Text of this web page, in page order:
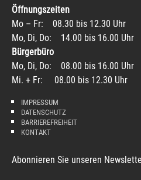
Öffnungszeiten
Mo – Fr: 08.30 bis 12.30 Uhr
Mo, Di, Do: 14.00 bis 16.00 Uhr
Bürgerbüro
Mo, Di, Do: 08.00 bis 16.00 Uhr
Mi. + Fr: 08.00 bis 12.30 Uhr
IMPRESSUM
DATENSCHUTZ
BARRIEREFREIHEIT
KONTAKT
Abonnieren Sie unseren